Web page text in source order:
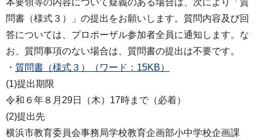
本要領等の内容について疑義のある場合は、次により「質
問書（様式３）」の提出をお願いします。質問内容及び回
答については、プロポーザル参加者全員に通知します。な
お、質問事項のない場合は、質問書の提出は不要です。
・ 質問書（様式３）（ワード：15KB）
(1)提出期限
令和６年８月29日（木）17時まで（必着）
(2)提出先
横浜市教育委員会事務局学校教育企画部小中学校企画課